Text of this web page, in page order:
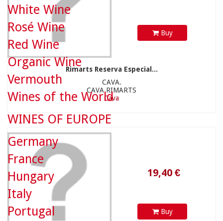
Buy
Rimarts Reserva Especial...
CAVA.
CAVA RIMARTS
Cava
Buy
White Wine
Rosé Wine
Red Wine
Organic Wine
Vermouth
Wines of the World
WINES OF EUROPE
Germany
France
Hungary
Italy
Portugal